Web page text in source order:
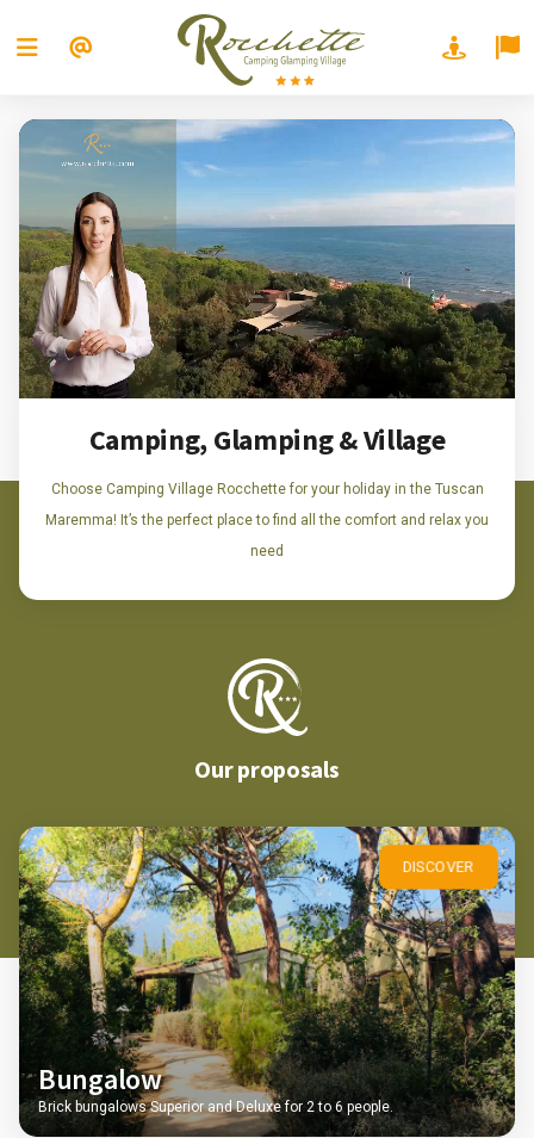
Camping, Glamping & Village
Choose Camping Village Rocchette for your holiday in the Tuscan
Maremma! It’s the perfect place to find all the comfort and relax you
need
Our proposals
DISCOVER
Bungalow
Brick bungalows Superior and Deluxe for 2 to 6 people.